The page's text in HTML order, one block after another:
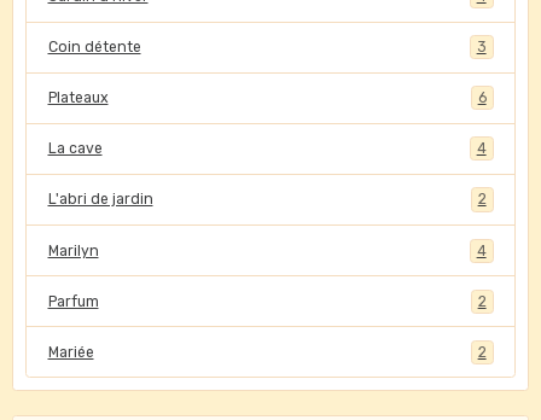
Coin détente 3
Plateaux 6
La cave 4
L'abri de jardin 2
Marilyn 4
Parfum 2
Mariée 2